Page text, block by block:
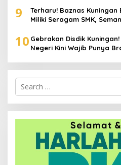
9
Terharu! Baznas Kuningan
Miliki Seragam SMK,
10 Gebrakan Disdik
Negeri Kini Wajib Punya
Search
for: